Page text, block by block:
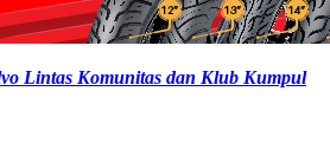
Lintas Komunitas dan Klub Kumpul